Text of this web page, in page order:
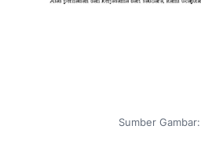
Sumber